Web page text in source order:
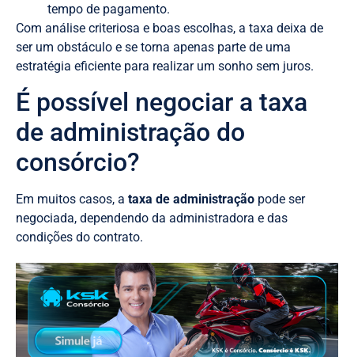
tempo de pagamento.
Com análise criteriosa e boas escolhas, a taxa deixa de
ser um obstáculo e se torna apenas parte de uma
estratégia eficiente para realizar um sonho sem juros.
É possível negociar a taxa
de administração do
consórcio?
Em muitos casos, a taxa de administração pode ser
negociada, dependendo da administradora e das
condições do contrato.